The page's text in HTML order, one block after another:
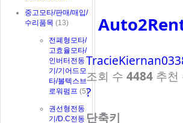
중고모타/판매/매입/
수리품목 (13)
전폐형모타/
고효율모타/
인버터전동
기/기어드모
타/볼텍스브
로워펌프 (5)
권선형전동
기/D.C전동
조회 수 4484 추천
?
단축키